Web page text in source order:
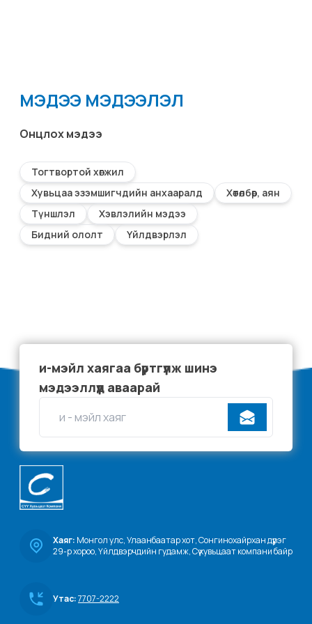
МЭДЭЭ МЭДЭЭЛЭЛ
Онцлох мэдээ
Тогтвортой хөгжил
Хувьцаа эзэмшигчдийн анхааралд
Хөтөлбөр, аян
Түншлэл
Хэвлэлийн мэдээ
Бидний ололт
Үйлдвэрлэл
и-мэйл хаягаа бүртгүүлж шинэ
мэдээллүүд аваарай
Хаяг: Монгол улс, Улаанбаатар хот, Сонгинохайрхан дүүрэг
29-р хороо, Үйлдвэрчдийн гудамж, Сүү хувьцаат компани байр
Утас:7707-2222